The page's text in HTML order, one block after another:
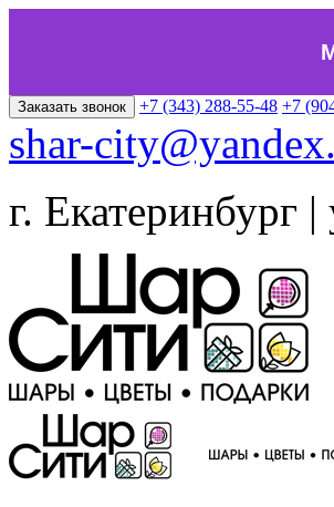
Заказать звонок +7 (343) 288-55-48 +7
shar-
г. Екатеринбург